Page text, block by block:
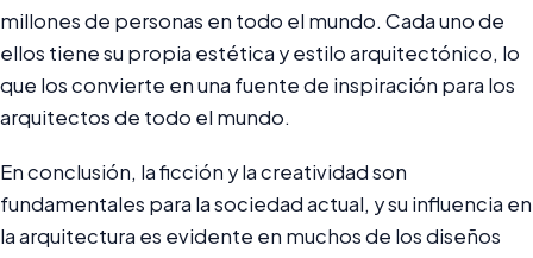
millones de personas en todo el mundo. Cada uno de
ellos tiene su propia estética y estilo arquitectónico, lo
que los convierte en una fuente de inspiración para los
arquitectos de todo el mundo.
En conclusión, la ficción y la creatividad son
fundamentales para la sociedad actual, y su influencia en
la arquitectura es evidente en muchos de los diseños